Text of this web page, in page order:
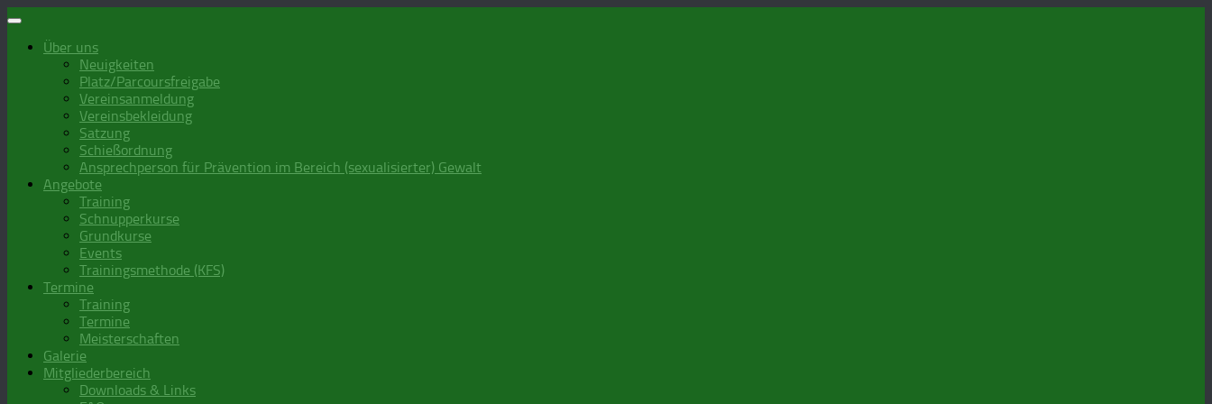
Zum
springenÜber uns
Neuigkeiten
Platz/Parcoursfreigabe
Vereinsanmeldung
Vereinsbekleidung
Satzung
Schießordnung
Ansprechperson für Prävention im Bereich (sexualisierter) Gewalt
Angebote
Training
Schnupperkurse
Grundkurse
Events
Trainingsmethode (KFS)
Termine
Training
Termine
Meisterschaften
Galerie
Mitgliederbereich
Downloads & Links